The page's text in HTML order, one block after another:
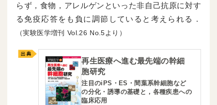
らず，食物，アレルゲンといった非自己抗原に対す
る免疫応答をも負に調節していると考えられる．
（実験医学増刊 26 5より）
再生医療へ進む最先端の幹細
胞研究
注目のiPS・ES・間葉系幹細胞など
の分化・誘導の基礎と，各種疾患への
臨床応用